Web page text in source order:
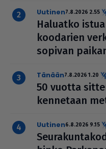
uutinen7.8.2026 2.55
Haluatko
koodarien
sopivan
Tänään7.8.2026 1.20
50 vuotta
ken­ne­taan
uutinen6.8.2026 9.15